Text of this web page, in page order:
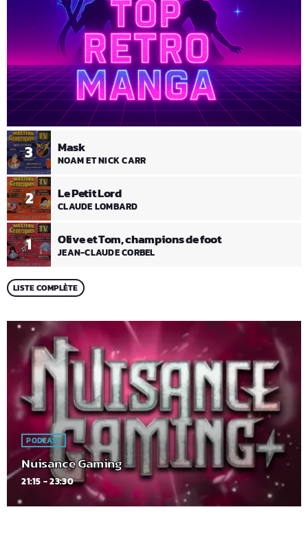
1 Olive et Tom, champions de foot
JEAN-CLAUDE CORBEL
2 Le Petit Lord
CLAUDE LOMBARD
3 Mask
NOAM ET NICK CARR
LISTE COMPLÈTE
PODCAST
Nuisance Gaming
21:15 - 23:30